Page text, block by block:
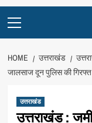
Menu
HOME उत्तराखंड
जालसाज दून पुलिस की गिरफ्त
उत्तराखंड
उत्तराखंड :